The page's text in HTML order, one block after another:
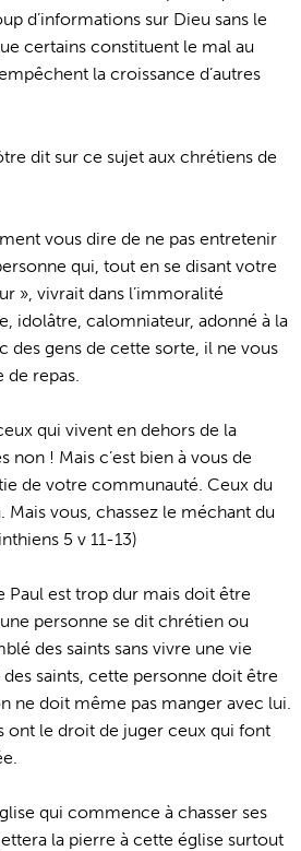
d’informations sur Dieu sans le
certains constituent le mal au
la croissance d’autres
dit sur ce sujet aux chrétiens de
vous dire de ne pas entretenir
qui, tout en se disant votre
», vivrait dans l’immoralité
idolâtre, calomniateur, adonné à la
des gens de cette sorte, il ne vous
repas.
qui vivent en dehors de la
non ! Mais c’est bien à vous de
de votre communauté. Ceux du
Mais vous, chassez le méchant du
5 v 11-13)
Paul est trop dur mais doit être
personne se dit chrétien ou
des saints sans vivre une vie
saints, cette personne doit être
ne doit même pas manger avec lui.
ont le droit de juger ceux qui font
qui commence à chasser ses
la pierre à cette église surtout